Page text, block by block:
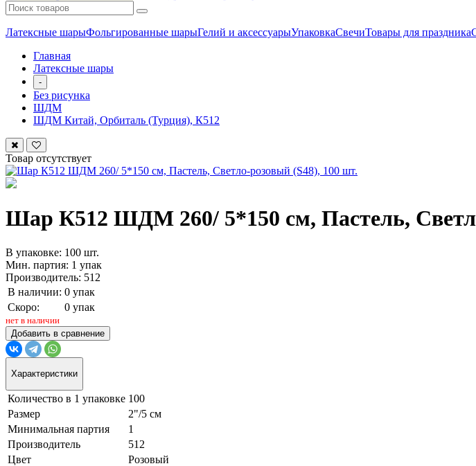
Латексные шарыФольгированные шарыГелий и аксессуарыУпаковкаСвечиТовары для праздника
Главная
Латексные шары
-
Без рисунка
ШДМ
ШДМ Китай, Орбиталь (Турция), К512
Товар отсутствует
Шар К512 ШДМ 260/ 5*150 см, Пастель,
В упаковке: 100 шт.
Мин. партия: 1 упак
Производитель: 512
В наличии: 0 упак
Скоро:
0 упак
нет в наличии
Добавить в сравнение
Характеристики
Количество в 1 упаковке 100
Размер
2"/5 см
Минимальная партия
1
Производитель
512
Цвет
Розовый